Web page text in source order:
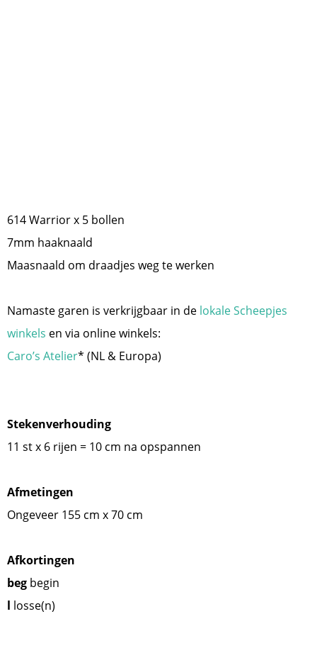
614 Warrior x 5 bollen
7mm haaknaald
Maasnaald om draadjes weg te werken
Namaste garen is verkrijgbaar in de lokale Scheepjes
winkels en via online winkels:
Caro’s Atelier* (NL & Europa)
Stekenverhouding
11 st x 6 rijen = 10 cm na opspannen
Afmetingen
Ongeveer 155 cm x 70 cm
Afkortingen
beg begin
l losse(n)